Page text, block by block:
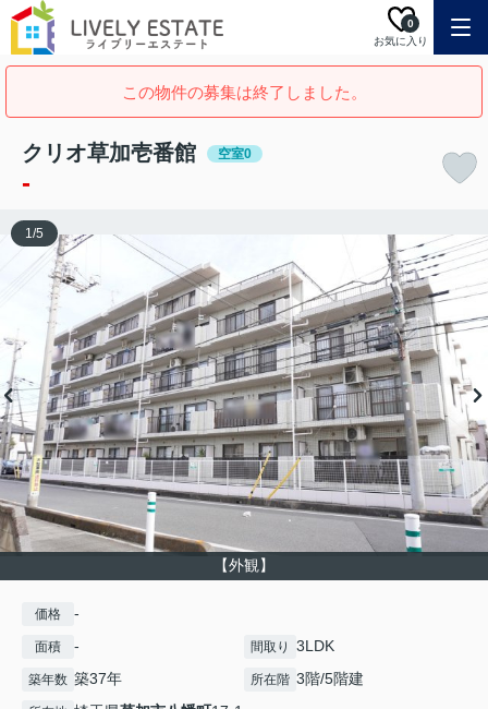
お気に入り
0
この物件の募集は終了しました。
クリオ草加壱番館 空室0
-
【外観】
1/5
価格 -
面積 - 間取り 3LDK
築年数 築37年 所在階 3階/5階建